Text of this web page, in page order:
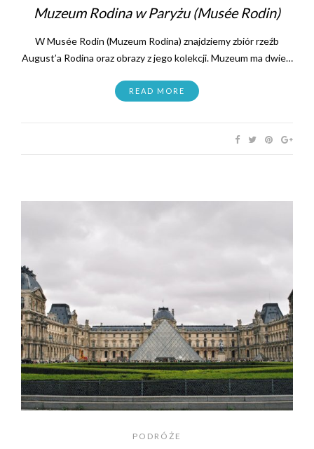
Muzeum Rodina w Paryżu (Musée Rodin)
W Musée Rodin (Muzeum Rodina) znajdziemy zbiór rzeźb
August’a Rodina oraz obrazy z jego kolekcji. Muzeum ma dwie…
READ MORE
PODRÓŻE